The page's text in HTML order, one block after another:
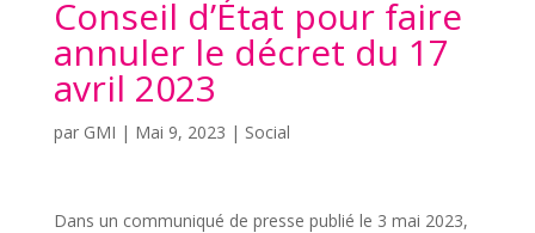
Conseil d’État pour faire
annuler le décret du 17
avril 2023
par GMI | Mai 9, 2023 | Social
Dans un communiqué de presse publié le 3 mai 2023,